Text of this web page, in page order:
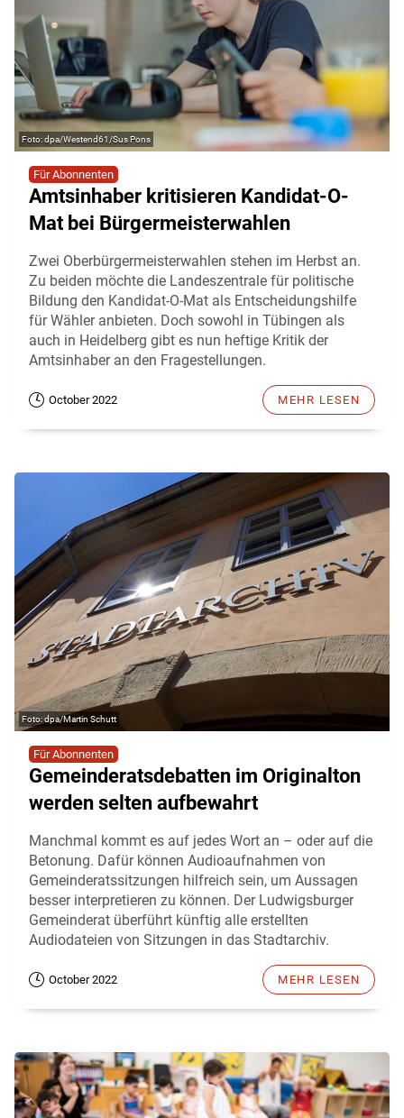
dpa/Westend61/Sus Pons
Für Abonnenten
Amtsinhaber kritisieren Kandidat-O-
Mat bei Bürgermeisterwahlen
Zwei Oberbürgermeisterwahlen stehen im Herbst an.
Zu beiden möchte die Landeszentrale für politische
Bildung den Kandidat-O-Mat als Entscheidungshilfe
für Wähler anbieten. Doch sowohl in Tübingen als
auch in Heidelberg gibt es nun heftige Kritik der
Amtsinhaber an den Fragestellungen.
October 2022 MEHR LESEN
dpa/Martin Schutt
Für Abonnenten
Gemeinderatsdebatten im Originalton
werden selten aufbewahrt
Manchmal kommt es auf jedes Wort an – oder auf die
Betonung. Dafür können Audioaufnahmen von
Gemeinderatssitzungen hilfreich sein, um Aussagen
besser interpretieren zu können. Der Ludwigsburger
Gemeinderat überführt künftig alle erstellten
Audiodateien von Sitzungen in das Stadtarchiv.
October 2022 MEHR LESEN